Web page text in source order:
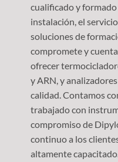
cualificado y
instalación, el
soluciones de
compromete y
ofrecer
y ARN, y
calidad. Contamos
trabajado con
compromiso de
continuo a los
altamente